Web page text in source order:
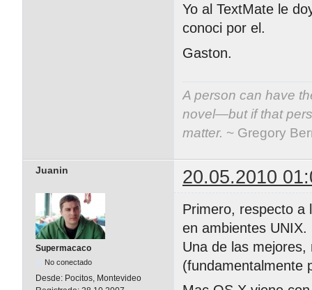
Yo al TextMate le
conoci por el.
Gaston.
A person can have
novel—but if that
matter. ~ Gregory
Juanin 20.05.2010
Supermacaco
No conectado
Desde: Pocitos, Montevideo
Primero, respecto a
en ambientes UNIX.
Una de las
(fundamentalmente